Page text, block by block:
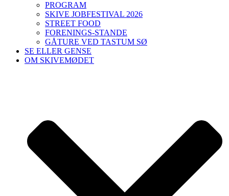
PROGRAM
SKIVE JOBFESTIVAL 2026
STREET FOOD
FORENINGS-STANDE
GÅTURE VED TASTUM SØ
SE ELLER GENSE
OM SKIVEMØDET